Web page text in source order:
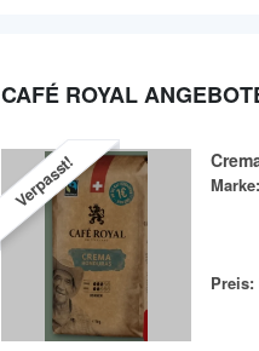
CAFÉ ROYAL
Verpasst! Marke:
Preis: